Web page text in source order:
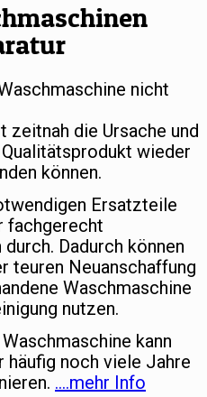
nicht
zeitnah die Ursache und
wieder
können.
Ersatzteile
fachgerecht
Dadurch können
teuren Neuanschaffung
Waschmaschine
nutzen.
kann
häufig noch viele Jahre
….mehr Info